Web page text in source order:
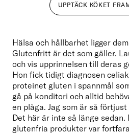
UPPTÄCK KÖKET
Hälsa och hållbarhet ligger
Glutenfritt är det som gäller.
och vis upprinnelsen till deras
Hon fick tidigt diagnosen
proteinet gluten i spannmål
gå på konditori och alltid
en plåga. Jag som är så
Det här är inte så länge sedan.
glutenfria produkter var